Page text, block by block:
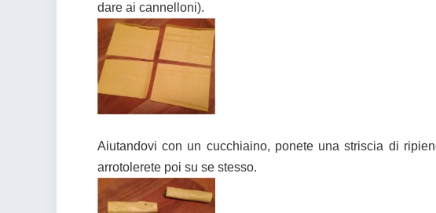
dare ai cannelloni).
Aiutandovi con un cucchiaino, ponete una striscia di
arrotolerete poi su se stesso.